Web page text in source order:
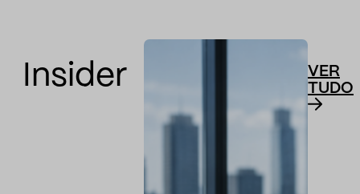
Insider
VER
TUDO